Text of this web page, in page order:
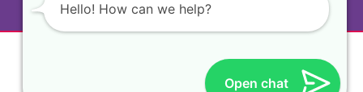
Open chat
Hello! How can we help?